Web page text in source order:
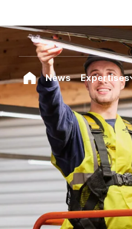
News Expertises